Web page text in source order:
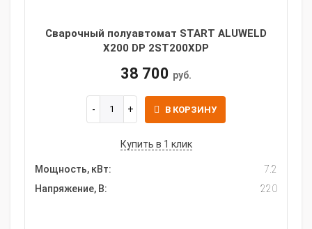
Сварочный полуавтомат START ALUWELD
X200 DP 2ST200XDP
38 700 руб.
В КОРЗИНУ
Купить в 1 клик
Мощность, кВт:
7.2
Напряжение, В:
220